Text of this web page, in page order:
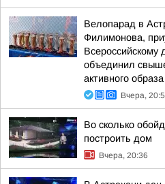
Велопарад в
Филимонова,
Всероссийскому
объединил
активного
Вчера,
Во сколько
построить дом
Вчера, 20:36